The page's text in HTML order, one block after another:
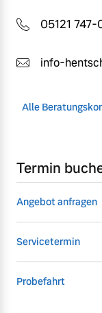
05121 747-
info-
Alle
Termin
Angebot anfragen
Servicetermin
Probefahrt